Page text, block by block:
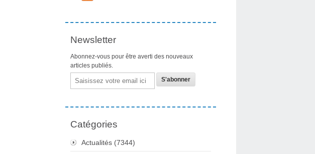
Newsletter
Abonnez-vous pour être averti des nouveaux
articles publiés.
Email
Catégories
Actualités (7344)